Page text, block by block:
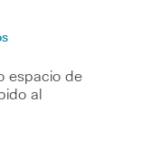
espacio de
al